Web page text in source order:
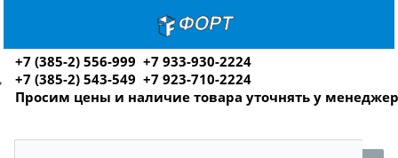
+7 (385-2) 556-999 +7 933-930-2224
+7 (385-2) 543-549 +7 923-710-2224
Просим цены и наличие товара уточнять у